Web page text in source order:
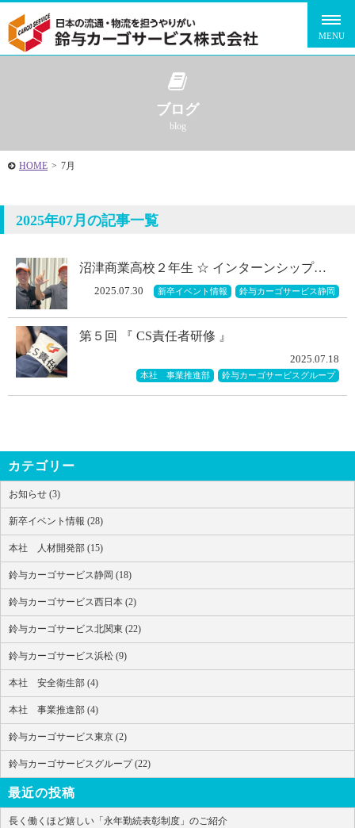
ブログ
blog
HOME > 7月
2025年07月の記事一覧
沼津商業高校２年生 ☆ インターンシップ…
2025.07.30 新卒イベント情報 鈴与カーゴサービス静岡
第５回 『 CS責任者研修 』
2025.07.18
本社 事業推進部 鈴与カーゴサービスグループ
カテゴリー
お知らせ (3)
新卒イベント情報 (28)
本社 人材開発部 (15)
鈴与カーゴサービス静岡 (18)
鈴与カーゴサービス西日本 (2)
鈴与カーゴサービス北関東 (22)
鈴与カーゴサービス浜松 (9)
本社 安全衛生部 (4)
本社 事業推進部 (4)
鈴与カーゴサービス東京 (2)
鈴与カーゴサービスグループ (22)
最近の投稿
長く働くほど嬉しい「永年勤続表彰制度」のご紹介